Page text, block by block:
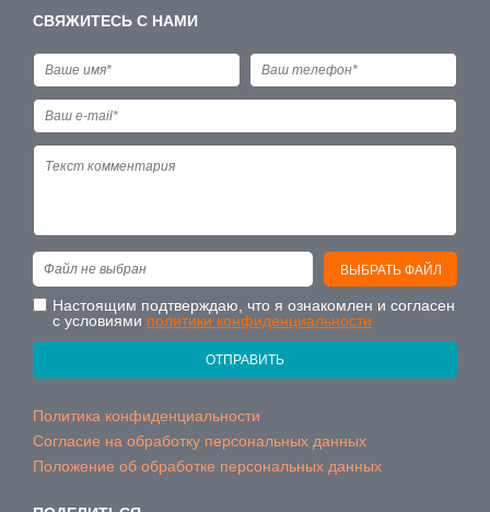
СВЯЖИТЕСЬ С НАМИ
ВЫБРАТЬ ФАЙЛ
Файл не выбран
Настоящим подтверждаю, что я ознакомлен и согласен
с условиями политики конфиденциальности
ОТПРАВИТЬ
Политика конфиденциальности
Согласие на обработку персональных данных
Положение об обработке персональных данных